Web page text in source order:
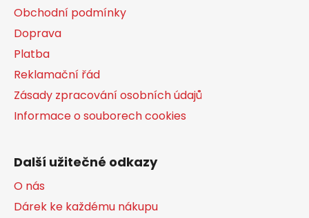
Obchodní podmínky
Doprava
Platba
Reklamační řád
Zásady zpracování osobních údajů
Informace o souborech cookies
Další užitečné odkazy
O nás
Dárek ke každému nákupu